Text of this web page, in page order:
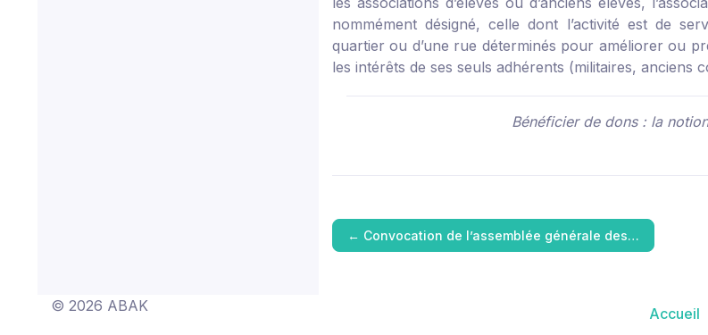
nommément désigné, celle dont l’activité est de
quartier ou d’une rue déterminés pour améliorer ou
les intérêts de ses seuls adhérents (militaires, anciens
Bénéficier de dons : la
← Convocation de l’assemblée générale des…
© 2026 ABAK Accueil